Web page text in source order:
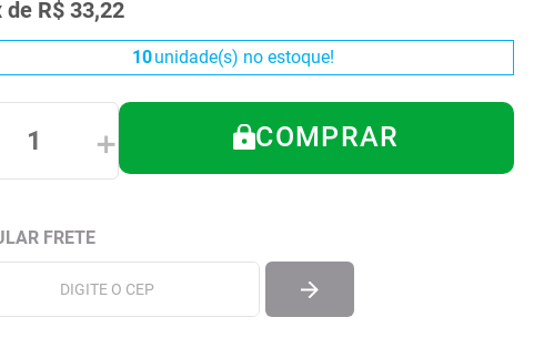
de R$ 33,22
10unidade(s) no estoque!
＋ COMPRAR